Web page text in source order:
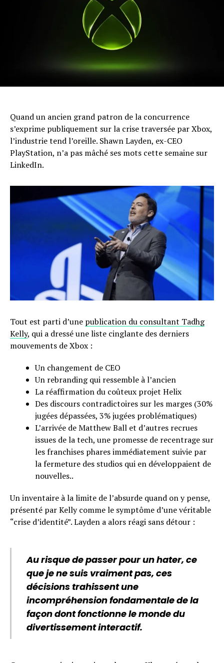
Quand un ancien grand patron de la concurrence
s’exprime publiquement sur la crise traversée par Xbox,
l’industrie tend l’oreille. Shawn Layden, ex-CEO
PlayStation, n’a pas mâché ses mots cette semaine sur
LinkedIn.
Tout est parti d’une publication du consultant Tadhg
Kelly, qui a dressé une liste cinglante des derniers
mouvements de Xbox :
Un changement de CEO
Un rebranding qui ressemble à l’ancien
La réaffirmation du coûteux projet Helix
Des discours contradictoires sur les marges (30%
jugées dépassées, 3% jugées problématiques)
L’arrivée de Matthew Ball et d’autres recrues
issues de la tech, une promesse de recentrage sur
les franchises phares immédiatement suivie par
la fermeture des studios qui en développaient de
nouvelles..
Un inventaire à la limite de l’absurde quand on y pense,
présenté par Kelly comme le symptôme d’une véritable
“crise d’identité”. Layden a alors réagi sans détour :
Au risque de passer pour un hater, ce
que je ne suis vraiment pas, ces
décisions trahissent une
incompréhension fondamentale de la
façon dont fonctionne le monde du
divertissement interactif.